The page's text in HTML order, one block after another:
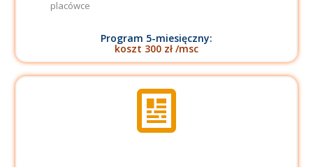
placówce
Program 5-miesięczny:
koszt 300 zł /msc